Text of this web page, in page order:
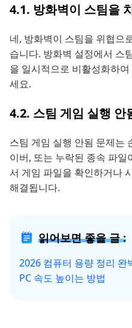
4.1. 방화벽이 스팀을
네, 방화벽이 스팀을 위협으
습니다. 방화벽 설정에서 스
을 일시적으로 비활성화하
세요.
4.2. 스팀 게임 실행 안
스팀 게임 실행 안됨 문제는
이버, 또는 누락된 종속 파일
서 게임 파일을 확인하거나
해결됩니다.
읽어보면 좋을 글 :
2026 컴퓨터 용량 정리 완
PC 속도 높이는 방법